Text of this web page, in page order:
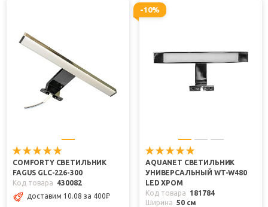
COMFORTY СВЕТИЛЬНИК
FAGUS GLC-226-300
Код товара
430082
доставим 10.08 за 400₽
-10%
AQUANET СВЕТИЛЬНИК
УНИВЕРСАЛЬНЫЙ WT-W480
LED ХРОМ
Код товара
181784
Ширина 50 см